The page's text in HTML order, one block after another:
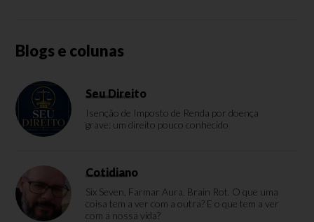
Blogs e colunas
Seu Direito
Isenção de Imposto de Renda por doença
grave: um direito pouco conhecido
Cotidiano
Six Seven, Farmar Aura, Brain Rot. O que uma
coisa tem a ver com a outra? E o que tem a ver
com a nossa vida?